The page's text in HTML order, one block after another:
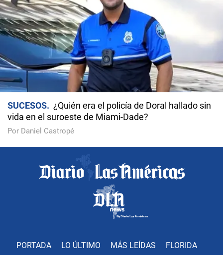
SUCESOS
¿Quién era el policía de Doral hallado sin
vida en el suroeste de Miami-Dade?
Por Daniel Castropé
PORTADA LO ÚLTIMO MÁS LEÍDAS FLORIDA